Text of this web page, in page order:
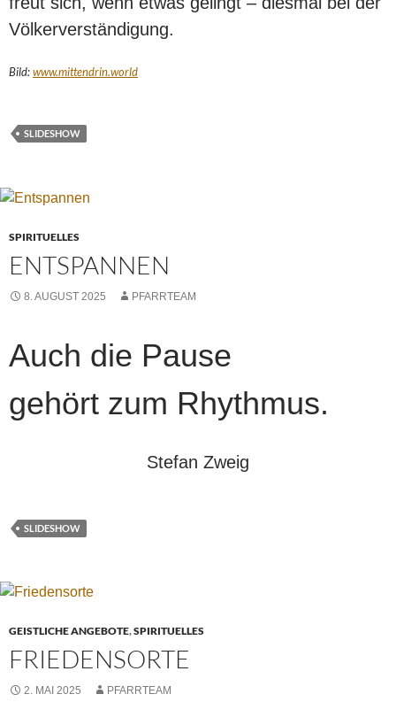
Völkerverständigung.
Bild:www.mittendrin.world
SLIDESHOW
SPIRITUELLES
ENTSPANNEN
8. AUGUST 2025 PFARRTEAM
Auch die Pause
gehört zum Rhythmus.
Stefan Zweig
SLIDESHOW
GEISTLICHE ANGEBOTE,SPIRITUELLES
FRIEDENSORTE
2. MAI 2025 PFARRTEAM